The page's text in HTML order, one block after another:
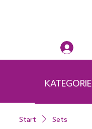
Start Sets
KATEGORIE